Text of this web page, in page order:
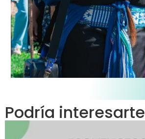
Podría interesarte